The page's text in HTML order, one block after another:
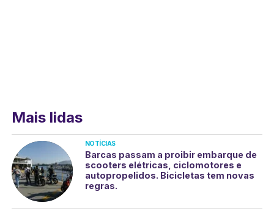
Mais lidas
NOTÍCIAS
Barcas passam a proibir embarque de
scooters elétricas, ciclomotores e
autopropelidos. Bicicletas tem novas
regras.